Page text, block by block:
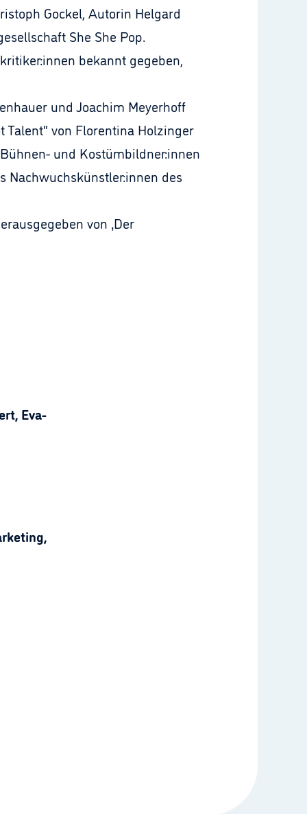
Gockel, Autorin Helgard
She She Pop.
bekannt gegeben,
und Joachim Meyerhoff
Talent“ von Florentina Holzinger
und Kostümbildner:innen
Nachwuchskünstler:innen des
von ‚Der
Eva-